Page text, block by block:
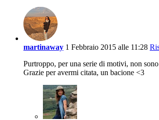
martinaway 1 Febbraio 2015 alle 11:28
Purtroppo, per una serie di motivi, non
Grazie per avermi citata, un bacione <3